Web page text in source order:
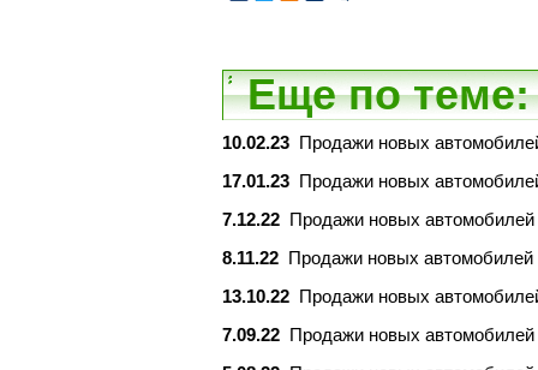
Еще по теме:
10.02.23
Продажи новых
17.01.23
Продажи новых
7.12.22
Продажи новых автомобилей
8.11.22
Продажи новых автомобилей
13.10.22
Продажи новых
7.09.22
Продажи новых автомобилей